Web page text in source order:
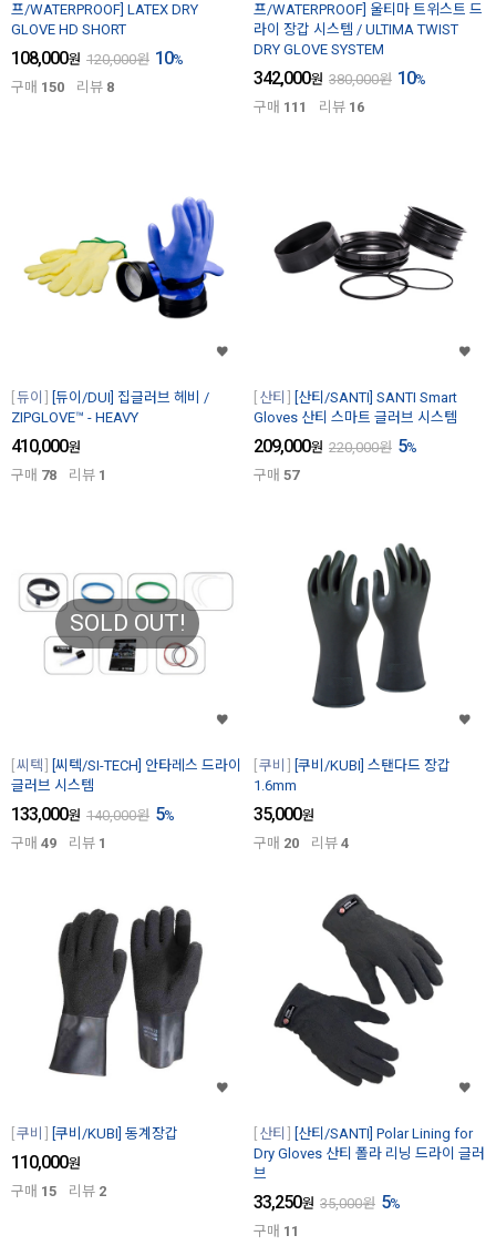
프/WATERPROOF] LATEX DRY
GLOVE HD SHORT
108,000원 120,000원 10%
구매 150 리뷰 8
프/WATERPROOF] 울티마 트위스트 드
라이 장갑 시스템 / ULTIMA TWIST
DRY GLOVE SYSTEM
342,000원 380,000원 10%
구매 111 리뷰 16
듀이
[듀이/DUI] 집글러브 헤비 /
ZIPGLOVE™ - HEAVY
410,000원
구매 78 리뷰 1
산티
[산티/SANTI] SANTI Smart
Gloves 산티 스마트 글러브 시스템
209,000원 220,000원 5%
구매 57
SOLD OUT!
씨텍
[씨텍/SI-TECH] 안타레스 드라이
글러브 시스템
133,000원 140,000원 5%
구매 49 리뷰 1
쿠비
[쿠비/KUBI] 스탠다드 장갑
1.6mm
35,000원
구매 20 리뷰 4
쿠비 [쿠비/KUBI] 동계장갑
110,000원
구매 15 리뷰 2
산티
[산티/SANTI] Polar Lining for
Dry Gloves 산티 폴라 리닝 드라이 글러
브
33,250원 35,000원 5%
구매 11